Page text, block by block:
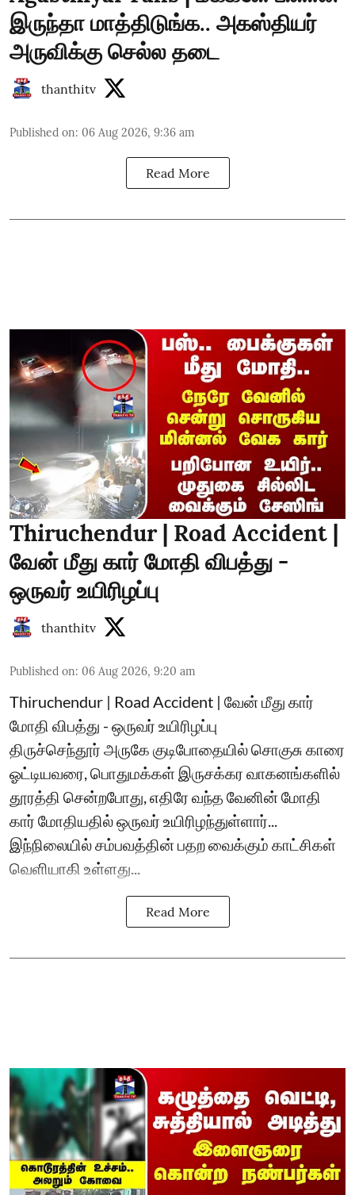
இருந்தா மாத்திடுங்க.. அகஸ்தியர்
அருவிக்கு செல்ல தடை
thanthitv
Published on: 06 Aug 2026, 9:36 am
Read More
Thiruchendur | Road Accident |
வேன் மீது கார் மோதி விபத்து -
ஒருவர் உயிரிழப்பு
thanthitv
Published on: 06 Aug 2026, 9:20 am
Thiruchendur | Road Accident | வேன் மீது கார்
மோதி விபத்து - ஒருவர் உயிரிழப்பு
திருச்செந்தூர் அருகே குடிபோதையில் சொகுசு காரை
ஓட்டியவரை, பொதுமக்கள் இருசக்கர வாகனங்களில்
தூரத்தி சென்றபோது, எதிரே வந்த வேனின் மோதி
கார் மோதியதில் ஒருவர் உயிரிழந்துள்ளார்...
இந்நிலையில் சம்பவத்தின் பதற வைக்கும் காட்சிகள்
வெளியாகி உள்ளது...
Read More